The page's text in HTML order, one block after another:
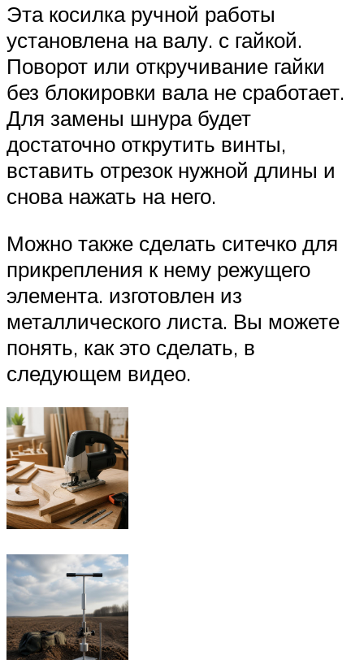
Эта косилка ручной работы
установлена ​​на валу. с гайкой.
Поворот или откручивание гайки
без блокировки вала не сработает.
Для замены шнура будет
достаточно открутить винты,
вставить отрезок нужной длины и
снова нажать на него.
Можно также сделать ситечко для
прикрепления к нему режущего
элемента. изготовлен из
металлического листа. Вы можете
понять, как это сделать, в
следующем видео.